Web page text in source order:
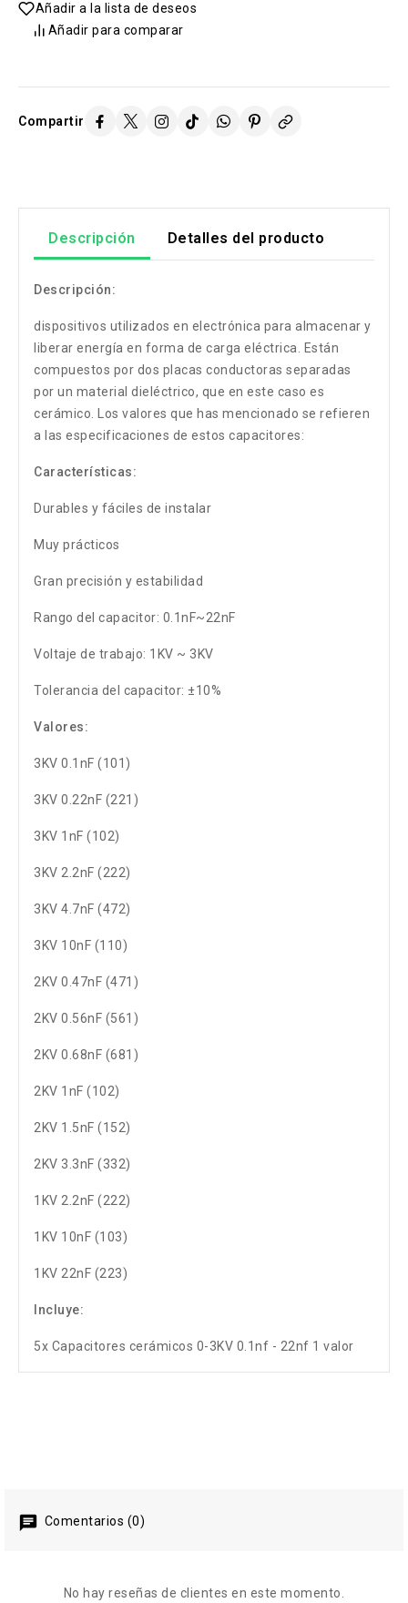
Añadir a la lista de deseos
Añadir para comparar
Compartir
Descripción Detalles del producto
Descripción:
dispositivos utilizados en electrónica para almacenar y
liberar energía en forma de carga eléctrica. Están
compuestos por dos placas conductoras separadas
por un material dieléctrico, que en este caso es
cerámico. Los valores que has mencionado se refieren
a las especificaciones de estos capacitores:
Características:
Durables y fáciles de instalar
Muy prácticos
Gran precisión y estabilidad
Rango del capacitor: 0.1nF~22nF
Voltaje de trabajo: 1KV ~ 3KV
Tolerancia del capacitor: ±10%
Valores:
3KV 0.1nF (101)
3KV 0.22nF (221)
3KV 1nF (102)
3KV 2.2nF (222)
3KV 4.7nF (472)
3KV 10nF (110)
2KV 0.47nF (471)
2KV 0.56nF (561)
2KV 0.68nF (681)
2KV 1nF (102)
2KV 1.5nF (152)
2KV 3.3nF (332)
1KV 2.2nF (222)
1KV 10nF (103)
1KV 22nF (223)
Incluye:
5x Capacitores cerámicos 0-3KV 0.1nf - 22nf 1 valor
Comentarios (0)
No hay reseñas de clientes en este momento.